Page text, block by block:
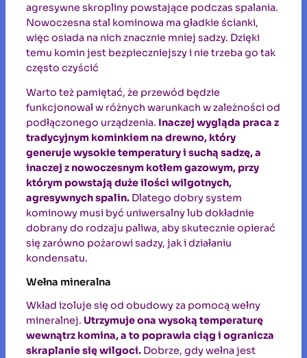
agresywne skropliny powstające podczas spalania.
Nowoczesna stal kominowa ma gładkie ścianki,
więc osiada na nich znacznie mniej sadzy. Dzięki
temu komin jest bezpieczniejszy i nie trzeba go tak
często czyścić
Warto też pamiętać, że przewód będzie
funkcjonował w różnych warunkach w zależności od
podłączonego urządzenia. Inaczej wygląda praca z
tradycyjnym kominkiem na drewno, który
generuje wysokie temperatury i suchą sadzę, a
inaczej z nowoczesnym kotłem gazowym, przy
którym powstają duże ilości wilgotnych,
agresywnych spalin. Dlatego dobry system
kominowy musi być uniwersalny lub dokładnie
dobrany do rodzaju paliwa, aby skutecznie opierać
się zarówno pożarowi sadzy, jak i działaniu
kondensatu.
Wełna mineralna
Wkład izoluje się od obudowy za pomocą wełny
mineralnej. Utrzymuje ona wysoką temperaturę
wewnątrz komina, a to poprawia ciąg i ogranicza
skraplanie się wilgoci. Dobrze, gdy wełna jest